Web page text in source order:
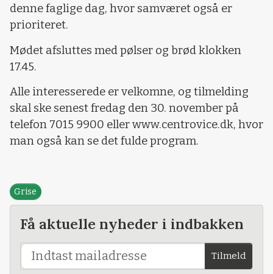
denne faglige dag, hvor samværet også er
prioriteret.
Mødet afsluttes med pølser og brød klokken
17.45.
Alle interesserede er velkomne, og tilmelding
skal ske senest fredag den 30. november på
telefon 7015 9900 eller www.centrovice.dk, hvor
man også kan se det fulde program.
Grise
Få aktuelle nyheder i indbakken
Tilmeld